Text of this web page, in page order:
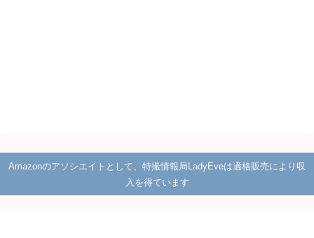
Amazonのアソシエイトとして、特撮情報局LadyEveは適格販売により収
入を得ています